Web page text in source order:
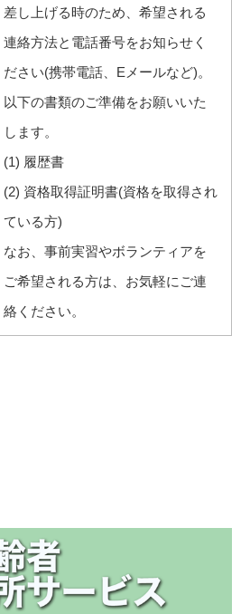
差し上げる時のため、希望される
連絡方法と電話番号をお知らせく
ださい(携帯電話、Eメールなど)。
以下の書類のご準備をお願いいた
します。
(1) 履歴書
(2) 資格取得証明書(資格を取得され
ている方)
なお、事前実習やボランティアを
ご希望される方は、お気軽にご連
絡ください。